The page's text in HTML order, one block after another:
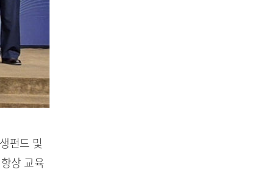
펀드 및
상 교육